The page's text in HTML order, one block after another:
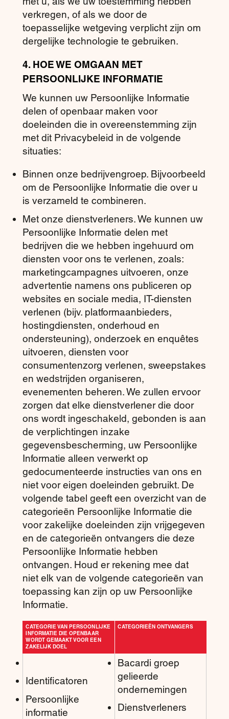
verkregen, of als we door de
toepasselijke wetgeving verplicht zijn om
dergelijke technologie te gebruiken.
4. HOE WE OMGAAN MET
PERSOONLIJKE INFORMATIE
We kunnen uw Persoonlijke Informatie
delen of openbaar maken voor
doeleinden die in overeenstemming zijn
met dit Privacybeleid in de volgende
situaties:
Binnen onze bedrijvengroep. Bijvoorbeeld
om de Persoonlijke Informatie die over u
is verzameld te combineren.
Met onze dienstverleners. We kunnen uw
Persoonlijke Informatie delen met
bedrijven die we hebben ingehuurd om
diensten voor ons te verlenen, zoals:
marketingcampagnes uitvoeren, onze
advertentie namens ons publiceren op
websites en sociale media, IT-diensten
verlenen (bijv. platformaanbieders,
hostingdiensten, onderhoud en
ondersteuning), onderzoek en enquêtes
uitvoeren, diensten voor
consumentenzorg verlenen, sweepstakes
en wedstrijden organiseren,
evenementen beheren. We zullen ervoor
zorgen dat elke dienstverlener die door
ons wordt ingeschakeld, gebonden is aan
de verplichtingen inzake
gegevensbescherming, uw Persoonlijke
Informatie alleen verwerkt op
gedocumenteerde instructies van ons en
niet voor eigen doeleinden gebruikt. De
volgende tabel geeft een overzicht van de
categorieën Persoonlijke Informatie die
voor zakelijke doeleinden zijn vrijgegeven
en de categorieën ontvangers die deze
Persoonlijke Informatie hebben
ontvangen. Houd er rekening mee dat
niet elk van de volgende categorieën van
toepassing kan zijn op uw Persoonlijke
Informatie.
CATEGORIE VAN PERSOONLIJKE
INFORMATIE DIE OPENBAAR
WORDT GEMAAKT VOOR EEN
ZAKELIJK DOEL
CATEGORIEËN ONTVANGERS
Identificatoren
Persoonlijke
informatie
Bacardi groep
gelieerde
ondernemingen
Dienstverleners